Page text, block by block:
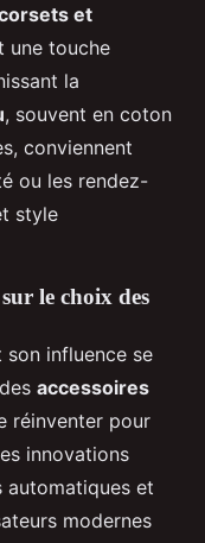
et
une touche
la
, souvent en coton
conviennent
ou les rendez-
style
le choix des
son influence se
accessoires
réinventer pour
innovations
automatiques et
modernes